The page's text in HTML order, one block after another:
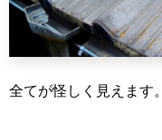
全てが怪しく見えます。